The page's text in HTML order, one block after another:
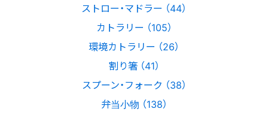
ストロー・マドラー （44）
カトラリー （105）
環境カトラリー （26）
割り箸 （41）
スプーン・フォーク （38）
弁当小物 （138）